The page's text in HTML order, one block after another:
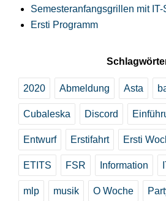
Semesteranfangsgrillen mit
Ersti Programm
2020 Abmeldung Asta
Cubaleska Discord
Entwurf Erstifahrt Ersti
ETITS FSR Information
mlp musik O Woche